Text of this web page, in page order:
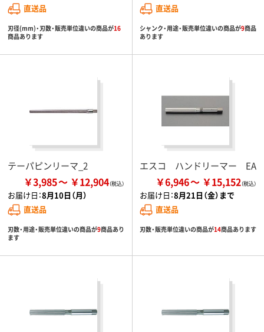
直送品
刃径(mm)・刃数・販売単位違いの商品が16
商品あります
直送品
シャンク・用途・販売単位違いの商品が9商品
あります
テーパピンリーマ_2
￥3,985 ￥12,904
お届け日：8月10日（月）
直送品
刃数・用途・販売単位違いの商品が9商品あり
ます
エスコ ハンドリーマー EA
￥6,946 ￥15,152
お届け日：8月21日（金）まで
直送品
刃数・販売単位違いの商品が14商品あります